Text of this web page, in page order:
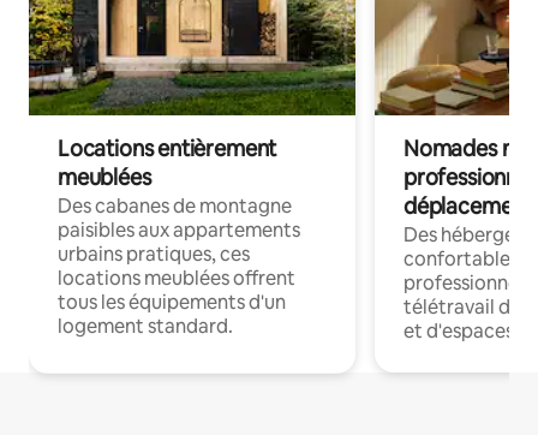
Locations entièrement
meublées
Des cabanes de montagne
paisibles aux appartements
urbains pratiques, ces
locations meublées offrent
tous les équipements d'un
logement standard.
Nomades
déplacement
Des
confortables
professionnels
télétravail
et d'espaces